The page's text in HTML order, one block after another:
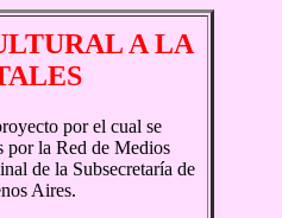
A LA
por el cual se
por la Red de Medios
de la Subsecretaría de
Aires.